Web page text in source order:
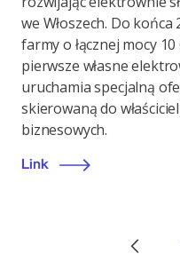
we Włoszech. Do
farmy o łącznej mocy
pierwsze własne
uruchamia specjalną
skierowaną do
biznesowych.
Link